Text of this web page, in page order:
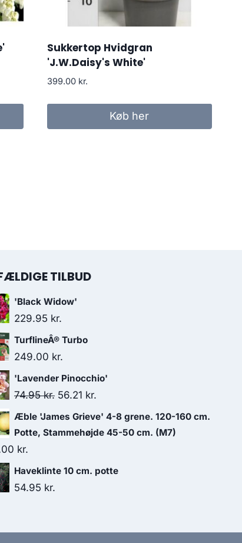
Sukkertop Hvidgran
'J.W.Daisy's White'
399.00 kr.
Køb her
TILBUD
'Black Widow'
229.95 kr.
TurflineÂ® Turbo
249.00 kr.
'Lavender Pinocchio'
74.95kr. Den
oprindelige
pris
74.95 kr..
56.21 kr.
aktuelle
pris
56.21 kr..
Æble 'James Grieve' 4-8 grene. 120-160 cm.
Potte, Stammehøjde 45-50 cm. (M7)
kr.
Haveklinte 10 cm. potte
54.95 kr.